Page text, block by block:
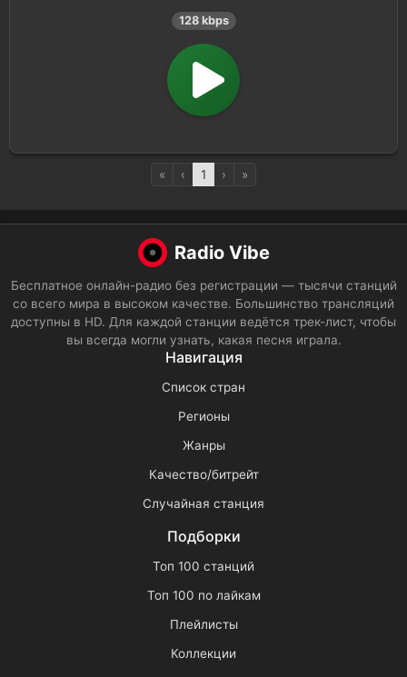
128 kbps
« ‹ 1 › »
Radio Vibe
Бесплатное онлайн-радио без регистрации — тысячи станций
со всего мира в высоком качестве. Большинство трансляций
доступны в HD. Для каждой станции ведётся трек-лист, чтобы
вы всегда могли узнать, какая песня играла.
Навигация
Список стран
Регионы
Жанры
Качество/битрейт
Случайная станция
Подборки
Топ 100 станций
Топ 100 по лайкам
Плейлисты
Коллекции